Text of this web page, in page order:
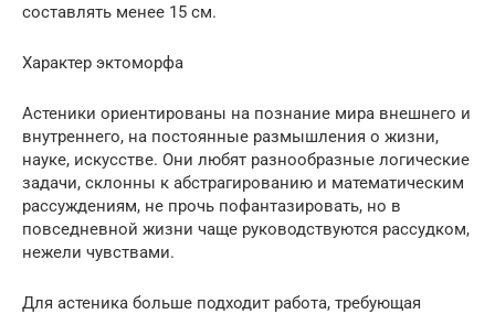
составлять менее 15 см.
Характер эктоморфа
Астеники ориентированы на познание мира внешнего и
внутреннего, на постоянные размышления о жизни,
науке, искусстве. Они любят разнообразные логические
задачи, склонны к абстрагированию и математическим
рассуждениям, не прочь пофантазировать, но в
повседневной жизни чаще руководствуются рассудком,
нежели чувствами.
Для астеника больше подходит работа, требующая